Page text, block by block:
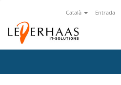
Català Entrada